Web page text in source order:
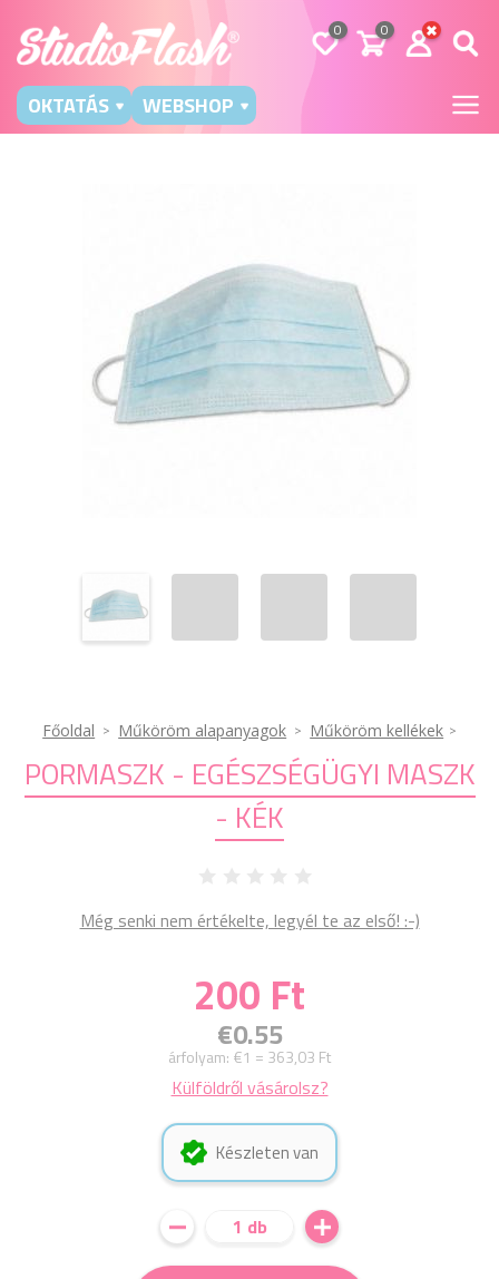
0 0
OKTATÁS WEBSHOP
Főoldal Műköröm alapanyagok Műköröm kellékek
PORMASZK - EGÉSZSÉGÜGYI MASZK
- KÉK
Még senki nem értékelte, legyél te az első! :-)
200 Ft
€0.55
árfolyam: €1 = 363,03 Ft
Külföldről vásárolsz?
Készleten van
1 db